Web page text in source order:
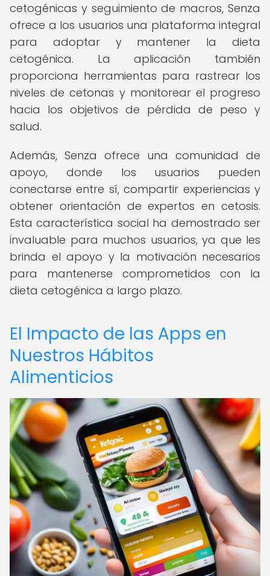
cetogénicas y seguimiento de macros, Senza
ofrece a los usuarios una plataforma integral
para adoptar y mantener la dieta
cetogénica. La aplicación también
proporciona herramientas para rastrear los
niveles de cetonas y monitorear el progreso
hacia los objetivos de pérdida de peso y
salud.
Además, Senza ofrece una comunidad de
apoyo, donde los usuarios pueden
conectarse entre sí, compartir experiencias y
obtener orientación de expertos en cetosis.
Esta característica social ha demostrado ser
invaluable para muchos usuarios, ya que les
brinda el apoyo y la motivación necesarios
para mantenerse comprometidos con la
dieta cetogénica a largo plazo.
El Impacto de las Apps en
Nuestros Hábitos
Alimenticios